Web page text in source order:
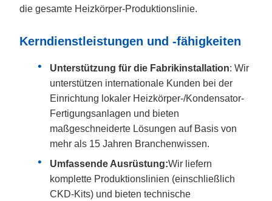
die gesamte Heizkörper-Produktionslinie.
Kerndienstleistungen und -fähigkeiten
Unterstützung für die Fabrikinstallation: Wir
unterstützen internationale Kunden bei der
Einrichtung lokaler Heizkörper-/Kondensator-
Fertigungsanlagen und bieten
maßgeschneiderte Lösungen auf Basis von
mehr als 15 Jahren Branchenwissen.
Umfassende Ausrüstung:Wir liefern
komplette Produktionslinien (einschließlich
CKD-Kits) und bieten technische